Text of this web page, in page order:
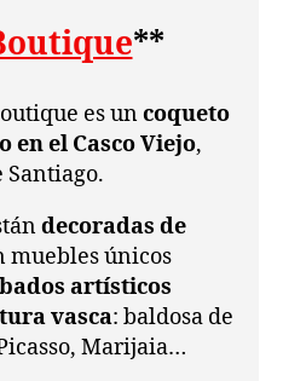
**
es uncoqueto
el Casco Viejo,
Santiago.
decoradas de
muebles únicos
artísticos
vasca: baldosa de
Marijaia…